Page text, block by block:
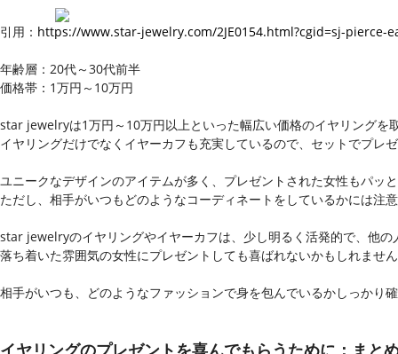
引用： https://www.star-jewelry.com/2JE0154.html?cgid=sj-
年齢層：20代～30代前半
価格帯：1万円～10万円
star jewelryは1万円～10万円以上といった幅広い価格のイヤリングを
イヤリングだけでなくイヤーカフも充実しているので、セットでプレ
ユニークなデザインのアイテムが多く、プレゼントされた女性もパッ
ただし、相手がいつもどのようなコーディネートをしているかには注
star jewelryのイヤリングやイヤーカフは、少し明るく活発的で、他
落ち着いた雰囲気の女性にプレゼントしても喜ばれないかもしれませ
相手がいつも、どのようなファッションで身を包んでいるかしっかり
イヤリングのプレゼントを喜んでもらうために：まと